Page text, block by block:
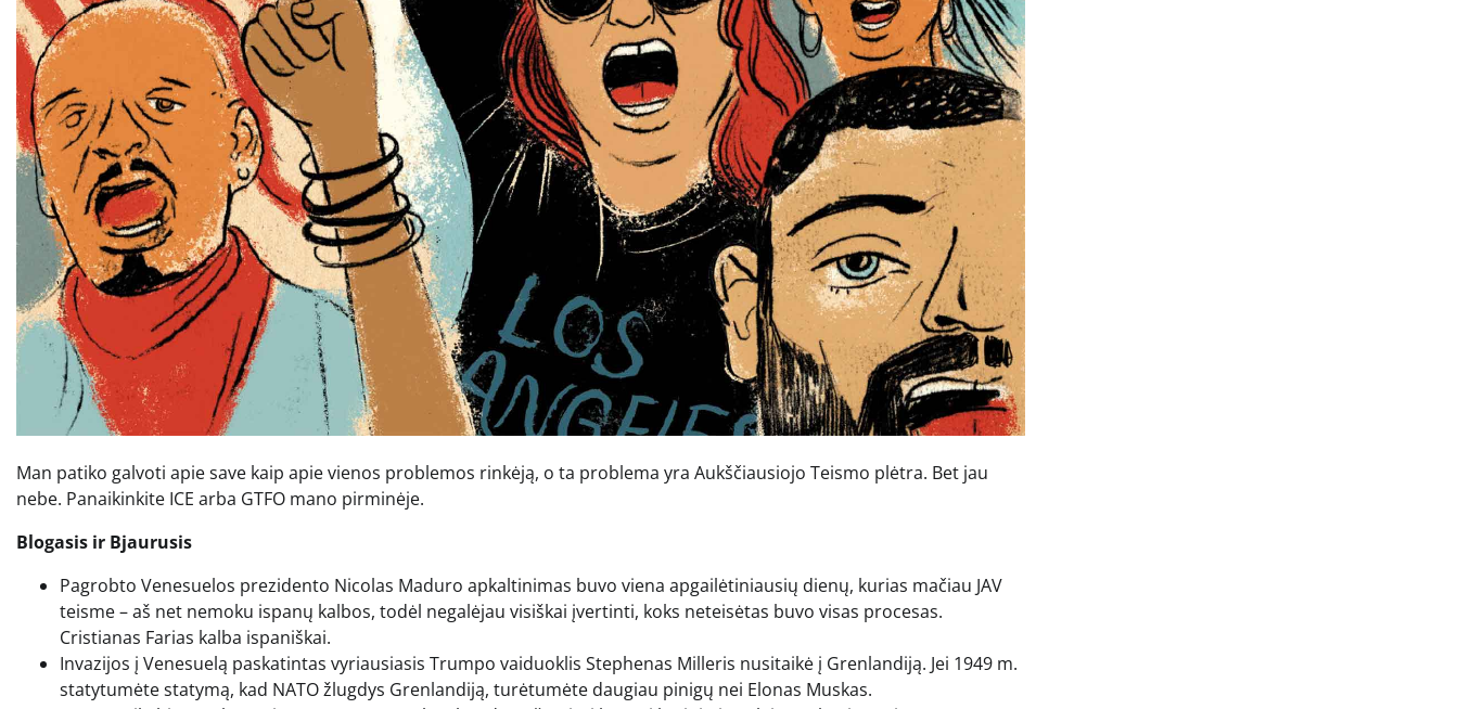
Man patiko galvoti apie save kaip apie vienos problemos rinkėją, o ta problema yra Aukščiausiojo Teismo plėtra. Bet jau
nebe. Panaikinkite ICE arba GTFO mano pirminėje.
Blogasis ir Bjaurusis
Pagrobto Venesuelos prezidento Nicolas Maduro apkaltinimas buvo viena apgailėtiniausių dienų, kurias mačiau JAV
teisme – aš net nemoku ispanų kalbos, todėl negalėjau visiškai įvertinti, koks neteisėtas buvo visas procesas.
Cristianas Farias kalba ispaniškai.
Invazijos į Venesuelą paskatintas vyriausiasis Trumpo vaiduoklis Stephenas Milleris nusitaikė į Grenlandiją. Jei 1949 m.
statytumėte statymą, kad NATO žlugdys Grenlandiją, turėtumėte daugiau pinigų nei Elonas Muskas.